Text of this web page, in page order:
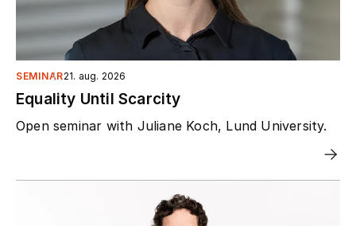
SEMINAR21. aug. 2026
Equality Until Scarcity
Open seminar with Juliane Koch, Lund University.